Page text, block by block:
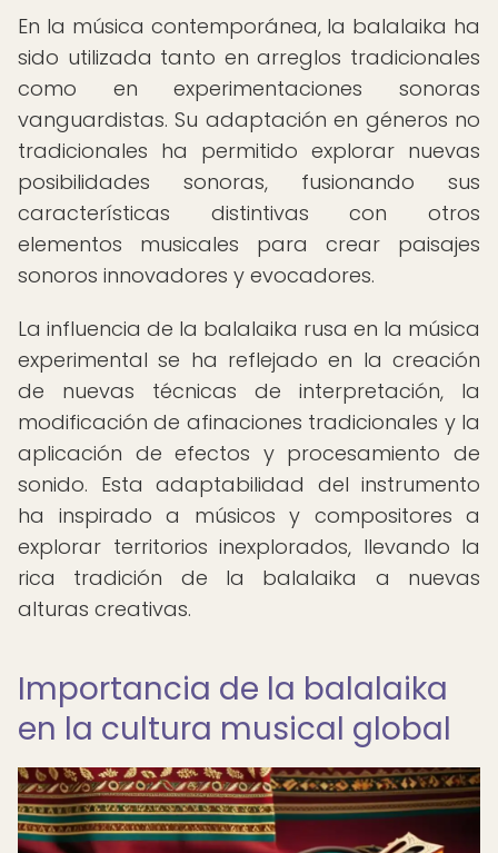
En la música contemporánea, la balalaika ha
sido utilizada tanto en arreglos tradicionales
como en experimentaciones sonoras
vanguardistas. Su adaptación en géneros no
tradicionales ha permitido explorar nuevas
posibilidades sonoras, fusionando sus
características distintivas con otros
elementos musicales para crear paisajes
sonoros innovadores y evocadores.
La influencia de la balalaika rusa en la música
experimental se ha reflejado en la creación
de nuevas técnicas de interpretación, la
modificación de afinaciones tradicionales y la
aplicación de efectos y procesamiento de
sonido. Esta adaptabilidad del instrumento
ha inspirado a músicos y compositores a
explorar territorios inexplorados, llevando la
rica tradición de la balalaika a nuevas
alturas creativas.
Importancia de la balalaika
en la cultura musical global